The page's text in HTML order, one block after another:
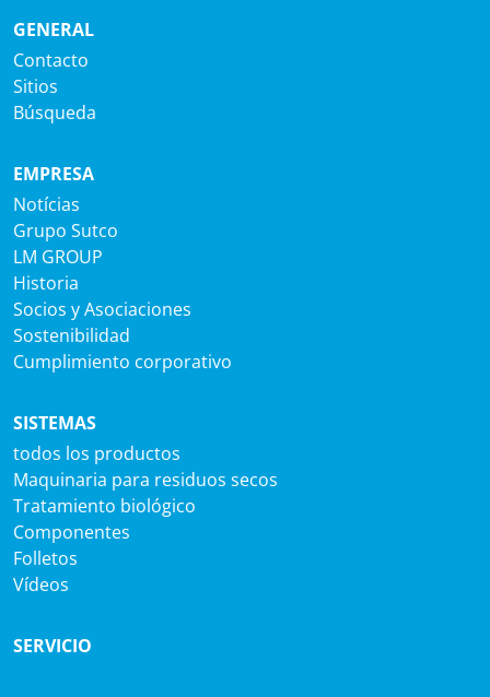
GENERAL
Contacto
Sitios
Búsqueda
EMPRESA
Notícias
Grupo Sutco
LM GROUP
Historia
Socios y Asociaciones
Sostenibilidad
Cumplimiento corporativo
SISTEMAS
todos los productos
Maquinaria para residuos secos
Tratamiento biológico
Componentes
Folletos
Vídeos
SERVICIO